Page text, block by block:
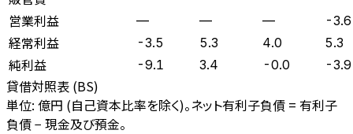
営業利益 — — — -3.6
経常利益 -3.5 5.3 4.0 5.3
純利益 -9.1 3.4 -0.0 -3.9
貸借対照表 (BS)
単位: 億円 (自己資本比率を除く)。ネット有利子負債 = 有利子
負債 − 現金及び預金。